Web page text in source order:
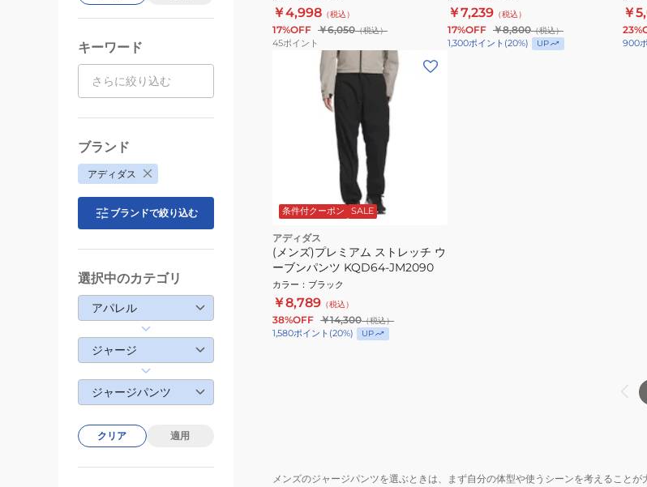
DP187-KR6436
￥4,998 （税込）
17%OFF ￥6,050（税込）
45ポイント
クパンツ EQ553-KF1292
￥7,239 （税込）
17%OFF ￥8,800（税込）
1,300ポイント (20%) UP
￥
900
条件付クーポン SALE
アディダス
(メンズ)プレミアム ストレッチ ウ
ーブンパンツ KQD64-JM2090
カラー ： ブラック
￥8,789 （税込）
38%OFF ￥14,300（税込）
1,580ポイント (20%) UP
メンズのジャージパンツを選ぶときは、まず自分の体型や使うシーンを考えること
キーワード
ブランド
アディダス
ブランドで絞り込む
選択中のカテゴリ
アパレル
ジャージ
ジャージパンツ
クリア 適用